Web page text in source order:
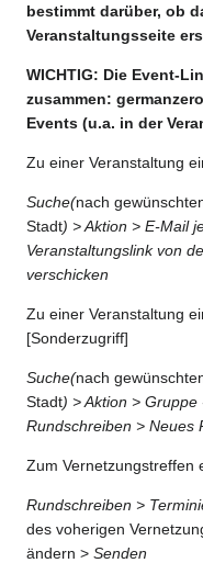
bestimmt darüber, ob
Veranstaltungsseite
WICHTIG: Die Event-
zusammen:
Events (u.a. in der
Zu einer Veranstaltung
Suche(nach
Stadt) > Aktion > E-Mail
Veranstaltungslink von
verschicken
Zu einer Veranstaltung
[Sonderzugriff]
Suche(nach
Stadt) > Aktion >
Rundschreiben > Neues
Zum Vernetzungstreffen
Rundschreiben >
des voherigen
ändern > Senden